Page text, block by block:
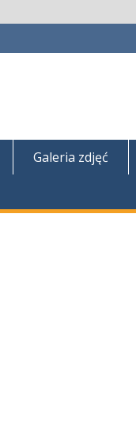
Galeria zdjęć